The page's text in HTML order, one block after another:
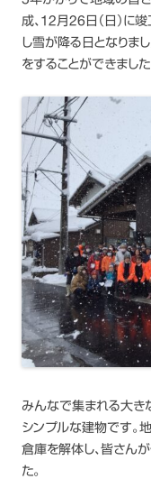
成、12月26日（日）に
し雪が降る日となりま
をすることができまし
みんなで集まれる大き
シンプルな建物です。
倉庫を解体し、皆さん
た。